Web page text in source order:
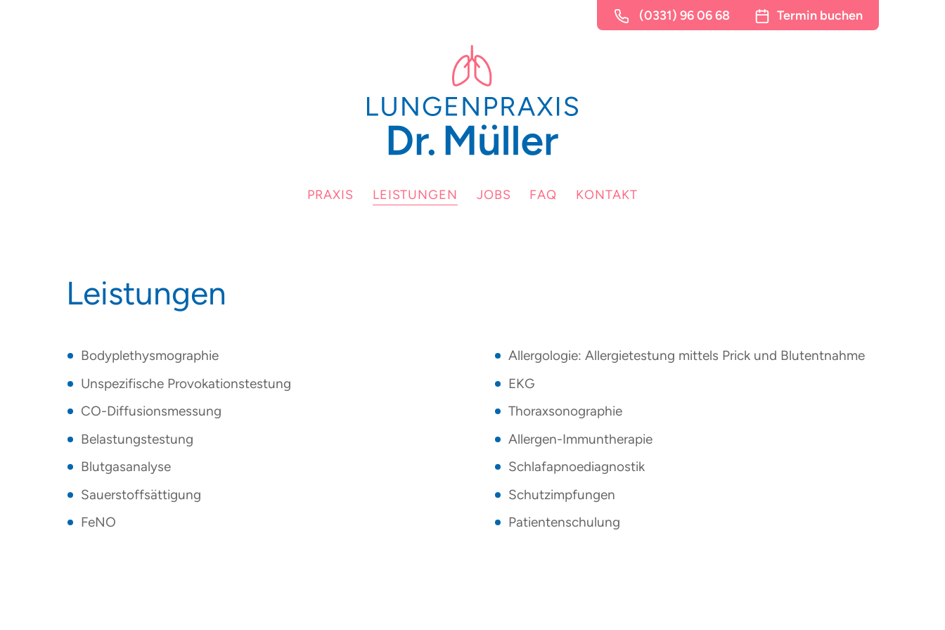
(0331) 96 06 68 Termin buchen
PRAXIS LEISTUNGEN JOBS FAQ KONTAKT
Leistungen
Bodyplethysmographie
Unspezifische Provokationstestung
CO-Diffusionsmessung
Belastungstestung
Blutgasanalyse
Sauerstoffsättigung
FeNO
Allergologie: Allergietestung mittels Prick und Blutentnahme
EKG
Thoraxsonographie
Allergen-Immuntherapie
Schlafapnoediagnostik
Schutzimpfungen
Patientenschulung